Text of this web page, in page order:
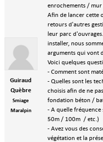
Guiraud
Quèbre
Smiage
Maralpin
enrochements /
Afin de lancer cette
retours d'autres
leur parc
installer, nous
arguments qui vont
Voici quelques
- Comment sont
- Quelles sont les
choisis afin de ne
fondation béton /
- A quelle fréquence
50m / 100m / etc.)
- Avez vous des
végétation et la